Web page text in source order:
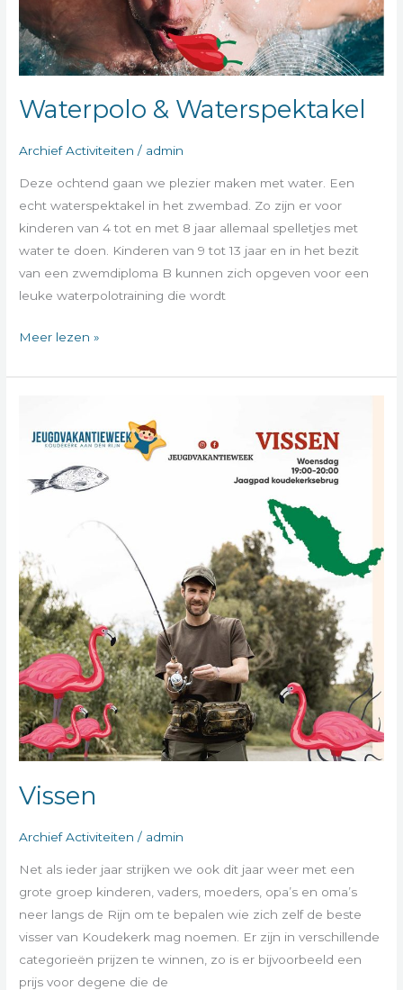
Waterpolo & Waterspektakel
Archief Activiteiten / admin
Deze ochtend gaan we plezier maken met water. Een
echt waterspektakel in het zwembad. Zo zijn er voor
kinderen van 4 tot en met 8 jaar allemaal spelletjes met
water te doen. Kinderen van 9 tot 13 jaar en in het bezit
van een zwemdiploma B kunnen zich opgeven voor een
leuke waterpolotraining die wordt
Meer lezen »
Vissen
Archief Activiteiten / admin
Net als ieder jaar strijken we ook dit jaar weer met een
grote groep kinderen, vaders, moeders, opa’s en oma’s
neer langs de Rijn om te bepalen wie zich zelf de beste
visser van Koudekerk mag noemen. Er zijn in verschillende
categorieën prijzen te winnen, zo is er bijvoorbeeld een
prijs voor degene die de